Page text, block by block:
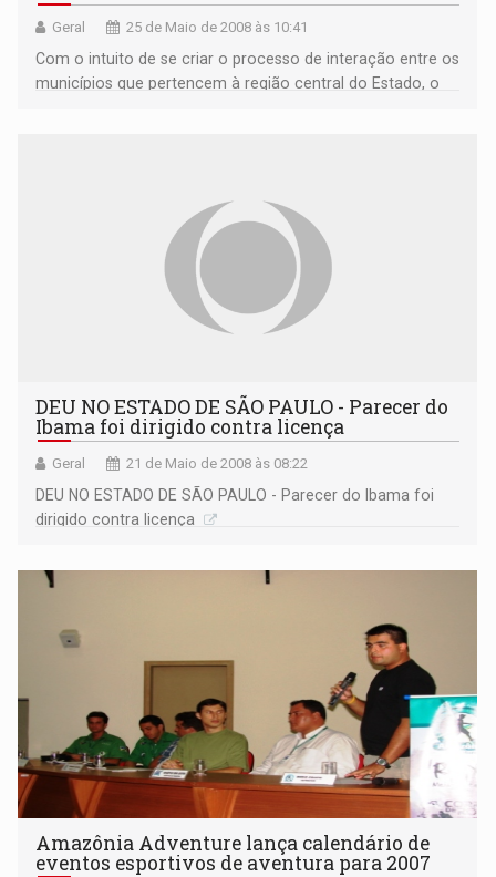
Geral 25 de Maio de 2008 às 10:41
Com o intuito de se criar o processo de interação entre os
municípios que pertencem à região central do Estado, o
DEU NO ESTADO DE SÃO PAULO - Parecer do
Ibama foi dirigido contra licença
Geral 21 de Maio de 2008 às 08:22
DEU NO ESTADO DE SÃO PAULO - Parecer do Ibama foi
dirigido contra licença
Amazônia Adventure lança calendário de
eventos esportivos de aventura para 2007